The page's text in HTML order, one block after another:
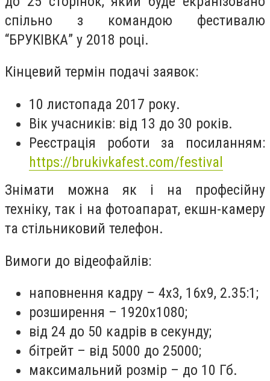
спільно з командою фестивалю
“БРУКІВКА” у 2018 році.
Кінцевий термін подачі заявок:
10 листопада 2017 року.
Вік учасників: від 13 до 30 років.
Реєстрація роботи за посиланням:
https://brukivkafest.com/festival
Знімати можна як і на професійну
техніку, так і на фотоапарат, екшн-камеру
та стільниковий телефон.
Вимоги до відеофайлів:
наповнення кадру – 4х3, 16х9, 2.35:1;
розширення – 1920х1080;
від 24 до 50 кадрів в секунду;
бітрейт – від 5000 до 25000;
максимальний розмір – до 10 Гб.